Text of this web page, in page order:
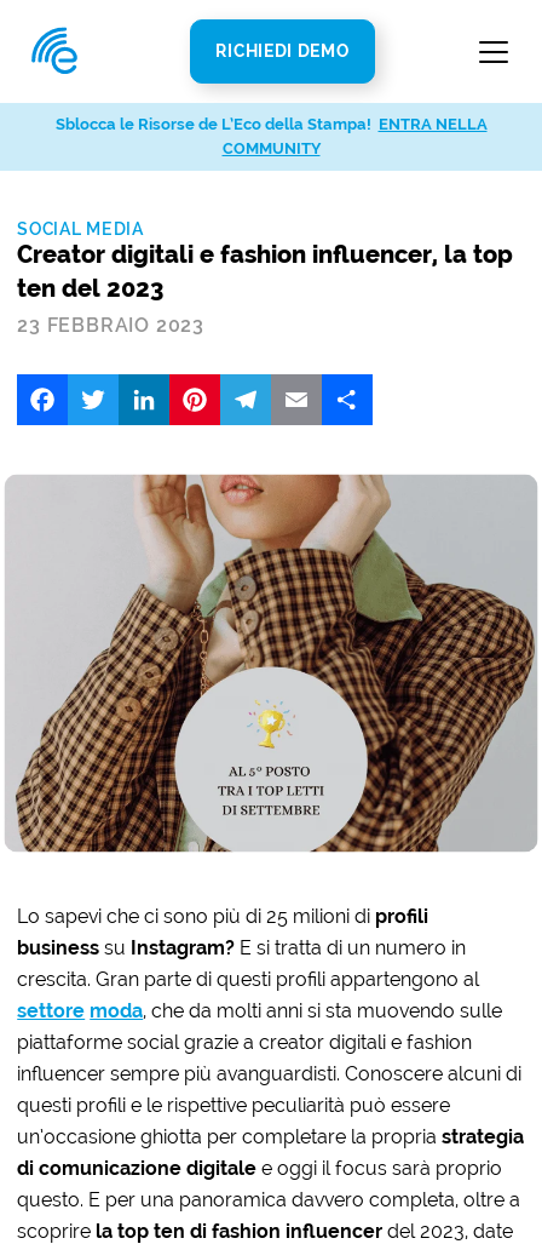
RICHIEDI DEMO
SOCIAL MEDIA
Creator digitali e fashion influencer, la top
ten del 2023
23 FEBBRAIO 2023
FacebookTwitter LinkedIn
Lo sapevi che ci sono più di 25 milioni di profili
business su Instagram? E si tratta di un numero in
crescita. Gran parte di questi profili appartengono al
settore moda, che da molti anni si sta muovendo sulle
piattaforme social grazie a creator digitali e fashion
influencer sempre più avanguardisti. Conoscere alcuni di
questi profili e le rispettive peculiarità può essere
un’occasione ghiotta per completare la propriastrategia
di comunicazione digitale e oggi il focus sarà proprio
questo. E per una panoramica davvero completa, oltre a
scoprire la top ten di fashion influencer del 2023, date
Sblocca le Risorse de L’Eco della Stampa! ENTRA NELLA
COMMUNITY